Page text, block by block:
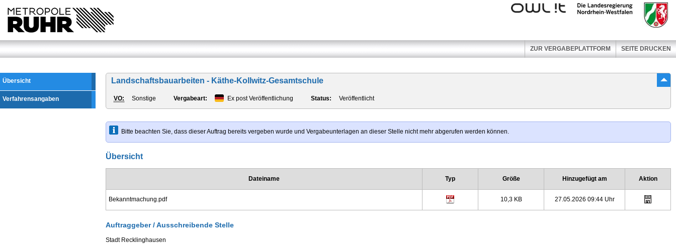
Kommunales
Rechenzentrum
Minden-
Landesregierung
Nordrhein-
Westfalen
ZUR VERGABEPLATTFORM SEITE DRUCKEN
Übersicht
Verfahrensangaben
Landschaftsbauarbeiten - Käthe-Kollwitz-Gesamtschule
VO: Sonstige Vergabeart: Ex post Veröffentlichung Status: Veröffentlicht
Bitte beachten Sie, dass dieser Auftrag bereits vergeben wurde und Vergabeunterlagen an dieser Stelle nicht mehr abgerufen werden können.
Übersicht
Dateiname Typ Größe Hinzugefügt am Aktion
Bekanntmachung.pdf 10,3 KB 27.05.2026 09:44 Uhr
Auftraggeber / Ausschreibende Stelle
Stadt Recklinghausen